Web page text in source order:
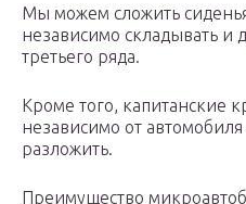
Мы можем сложить
независимо складывать и
третьего ряда.
Кроме того, капитанские
независимо от
разложить.
Преимущество